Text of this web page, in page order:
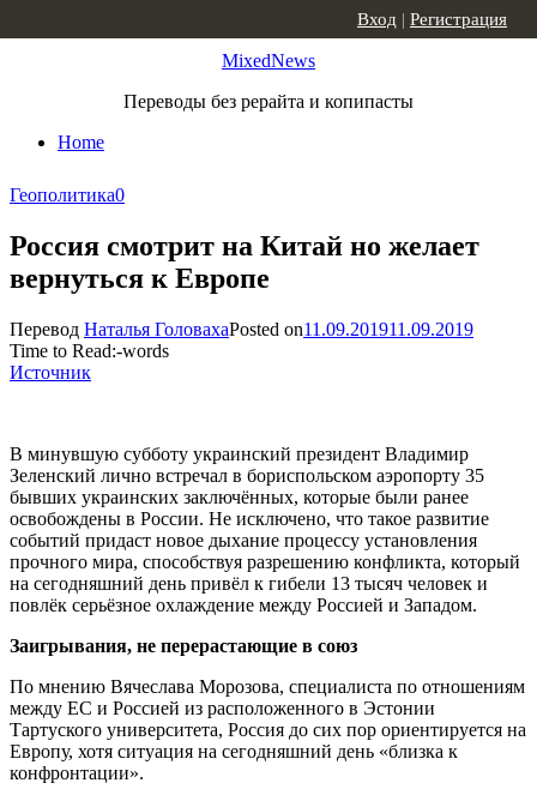
MixedNews
Переводы без рерайта и копипасты
Home
Вход | Регистрация
Геополитика0
Россия смотрит на Китай но желает
вернуться к Европе
Перевод Наталья ГоловахаPosted on11.09.201911.09.2019
Time to Read:-words
Источник
В минувшую субботу украинский президент Владимир
Зеленский лично встречал в бориспольском аэропорту 35
бывших украинских заключённых, которые были ранее
освобождены в России. Не исключено, что такое развитие
событий придаст новое дыхание процессу установления
прочного мира, способствуя разрешению конфликта, который
на сегодняшний день привёл к гибели 13 тысяч человек и
повлёк серьёзное охлаждение между Россией и Западом.
Заигрывания, не перерастающие в союз
По мнению Вячеслава Морозова, специалиста по отношениям
между ЕС и Россией из расположенного в Эстонии
Тартуского университета, Россия до сих пор ориентируется на
Европу, хотя ситуация на сегодняшний день «близка к
конфронтации».